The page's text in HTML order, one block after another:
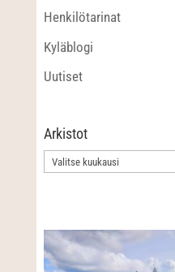
Henkilötarinat
Kyläblogi
Uutiset
Arkistot
Arkistot